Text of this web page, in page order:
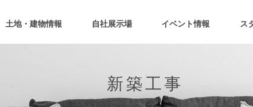
土地・建物情報 自社展示場 イベント情報 ス
新築工事